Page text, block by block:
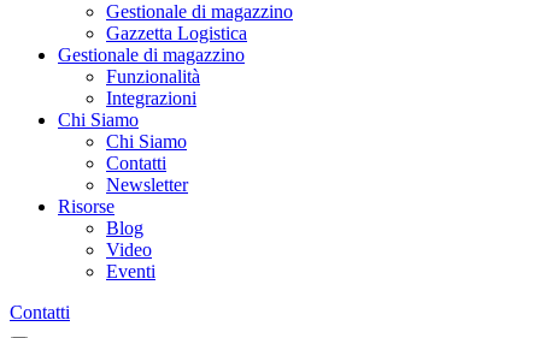
Gestionale di magazzino
Gazzetta Logistica
Gestionale di magazzino
Funzionalità
Integrazioni
Chi Siamo
Chi Siamo
Contatti
Newsletter
Risorse
Blog
Video
Eventi
Contatti